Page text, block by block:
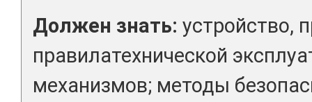
Должен знать: устройство,
правилатехнической
механизмов; методы